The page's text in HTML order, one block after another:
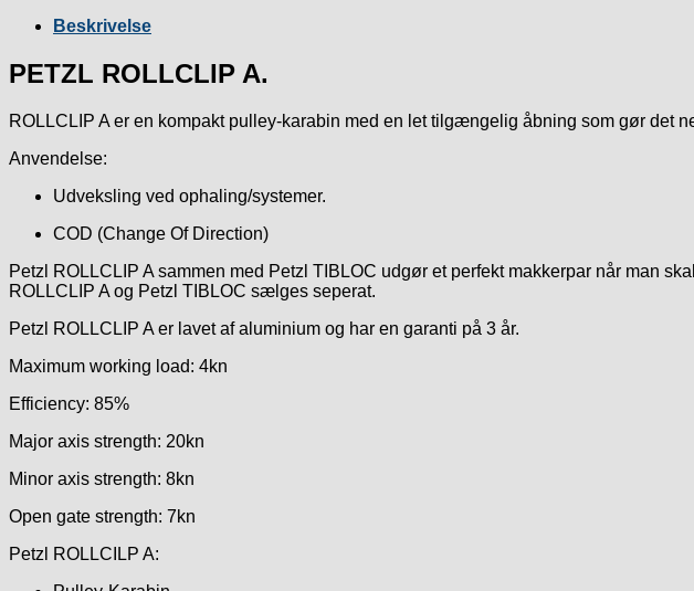
Beskrivelse
PETZL ROLLCLIP A.
ROLLCLIP A er en kompakt pulley-karabin med en let tilgængelig åbning som gør det
Anvendelse:
Udveksling ved ophaling/systemer.
COD (Change Of Direction)
Petzl ROLLCLIP A sammen med Petzl TIBLOC udgør et perfekt makkerpar når man
ROLLCLIP A og Petzl TIBLOC sælges seperat.
Petzl ROLLCLIP A er lavet af aluminium og har en garanti på 3 år.
Maximum working load: 4kn
Efficiency: 85%
Major axis strength: 20kn
Minor axis strength: 8kn
Open gate strength: 7kn
Petzl ROLLCILP A: